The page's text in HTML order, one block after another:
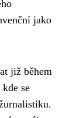
jako
již během
se